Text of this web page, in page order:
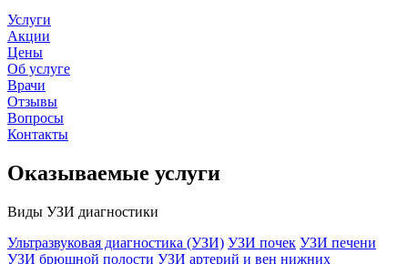
Услуги
Акции
Цены
Об услуге
Врачи
Отзывы
Вопросы
Контакты
Оказываемые услуги
Виды УЗИ диагностики
Ультразвуковая диагностика (УЗИ) УЗИ почек УЗИ печени
УЗИ брюшной полости УЗИ артерий и вен нижних